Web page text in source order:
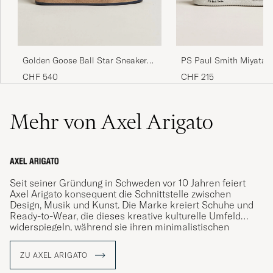
Golden Goose Ball Star Sneakers
White/Blue
CHF 540
PS Paul Smith Miyata
White
CHF 215
Mehr von Axel Arigato
Seit seiner Gründung in Schweden vor 10 Jahren feiert
Axel Arigato konsequent die Schnittstelle zwischen
Design, Musik und Kunst. Die Marke kreiert Schuhe und
Ready-to-Wear, die dieses kreative kulturelle Umfeld
widerspiegeln, während sie ihren minimalistischen
skandinavischen Wurzeln treu bleibt. Mit zehn Flagship-
250 internationalen Einzelhändlern verfolgt sie eine
ZU AXEL ARIGATO